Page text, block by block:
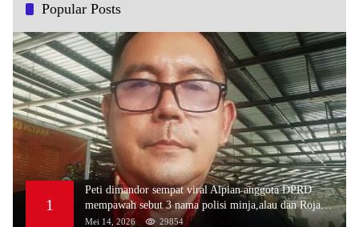
Popular Posts
1
Peti dimandor sempat viral Alpian anggota DPRD
mempawah sebut 3 nama polisi minja,alau dan Rojali
sebagai bos peti,Bahkan ada alat berat excavator
Mei 14, 2026 29854